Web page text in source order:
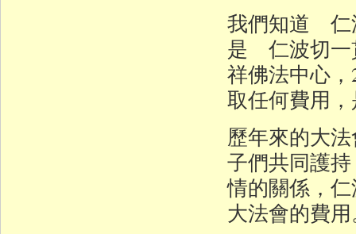
我們知道 仁
是 仁波切一
祥佛法中心
取任何費用
歷年來的大
子們共同護
情的關係，
大法會的費